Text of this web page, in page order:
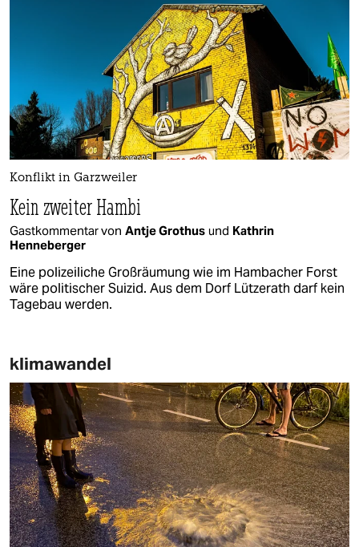
Konflikt in Garzweiler
Kein zweiter Hambi
Gastkommentar von Antje Grothus und Kathrin
Henneberger
Eine polizeiliche Großräumung wie im Hambacher Forst
wäre politischer Suizid. Aus dem Dorf Lützerath darf kein
Tagebau werden.
klimawandel